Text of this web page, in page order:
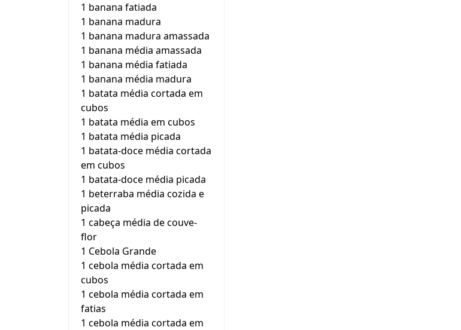
1 banana fatiada
1 banana madura
1 banana madura amassada
1 banana média amassada
1 banana média fatiada
1 banana média madura
1 batata média cortada em
cubos
1 batata média em cubos
1 batata média picada
1 batata-doce média cortada
em cubos
1 batata-doce média picada
1 beterraba média cozida e
picada
1 cabeça média de couve-
flor
1 Cebola Grande
1 cebola média cortada em
cubos
1 cebola média cortada em
fatias
1 cebola média cortada em